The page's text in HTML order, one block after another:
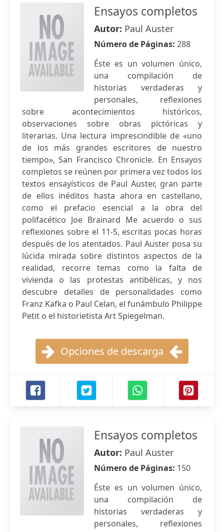
Ensayos completos
Autor: Paul Auster
Número de Páginas: 288
Éste es un volumen único,
una compilación de
historias verdaderas y
personales, reflexiones
sobre acontecimientos históricos,
observaciones sobre obras pictóricas y
literarias. Una lectura imprescindible de «uno
de los más grandes escritores de nuestro
tiempo», San Francisco Chronicle. En Ensayos
completos se reúnen por primera vez todos los
textos ensayísticos de Paul Auster, gran parte
de ellos inéditos hasta ahora en castellano,
como el prefacio esencial a la obra del
polifacético Joe Brainard Me acuerdo o sus
reflexiones sobre el 11-S, escritas pocas horas
después de los atentados. Paul Auster posa su
lúcida mirada sobre distintos aspectos de la
realidad, recorre temas como la falta de
vivienda o las protestas antibélicas, y nos
descubre detalles de personalidades como
Franz Kafka o Paul Celan, el funámbulo Philippe
Petit o el historietista Art Spiegelman.
Opciones de descarga
Ensayos completos
Autor: Paul Auster
Número de Páginas: 150
Éste es un volumen único,
una compilación de
historias verdaderas y
personales, reflexiones